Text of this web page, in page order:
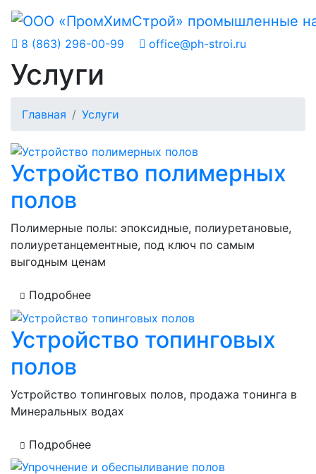
8 (863) 296-00-99 office@ph-stroi.ru
Услуги
Главная Услуги
Устройство полимерных
полов
Полимерные полы: эпоксидные, полиуретановые,
полиуретанцементные, под ключ по самым
выгодным ценам
Подробнее
Устройство топинговых
полов
Устройство топинговых полов, продажа тонинга в
Минеральных водах
Подробнее